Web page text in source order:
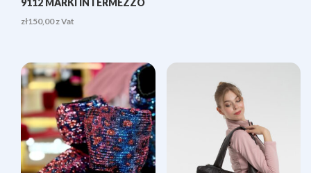
zł150,00 z Vat